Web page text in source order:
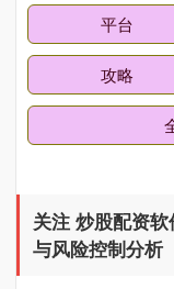
平台
攻略
关注 炒股配资
与风险控制分析